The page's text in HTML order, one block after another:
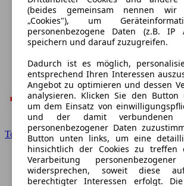
Toyota
(beides gemeinsam nennen wir
„Cookies"), um
personenbezogene Daten (z.B. IP
speichern und darauf zuzugreifen.
Dadurch ist es möglich,
entsprechend Ihren Interessen
Angebot zu optimieren und dessen
analysieren. Klicken Sie den Button
um dem Einsatz von
und der damit verbundenen
personenbezogener Daten
Button unten links, um eine
hinsichtlich der Cookies zu
Verarbeitung
widersprechen, soweit diese
berechtigter Interessen erfolgt.